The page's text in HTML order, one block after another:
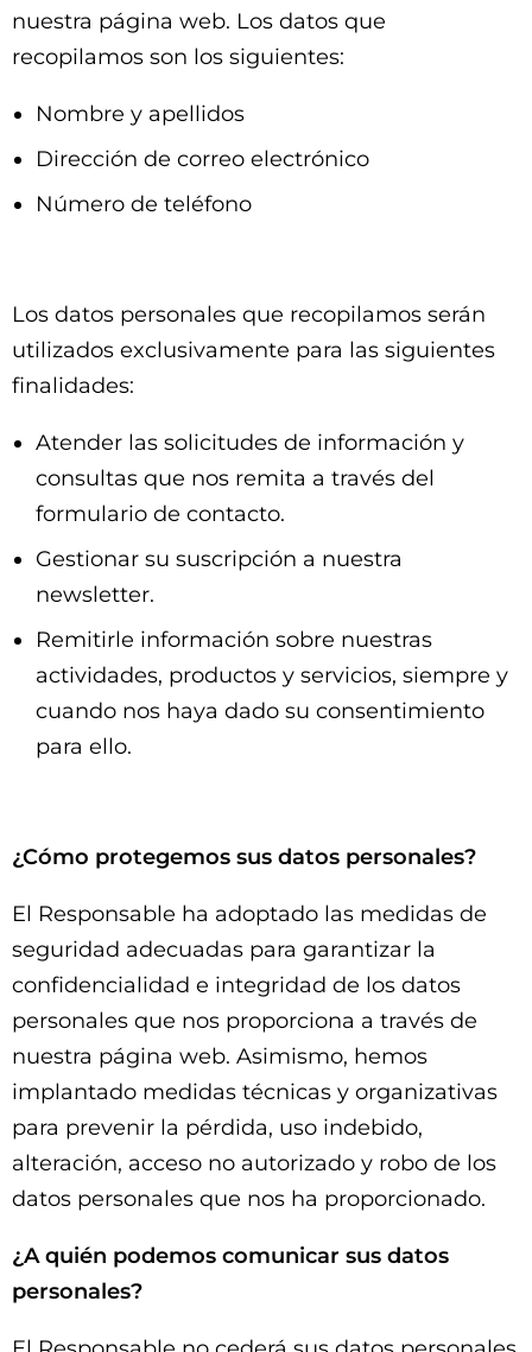
nuestra página web. Los datos que
recopilamos son los siguientes:
Nombre y apellidos
Dirección de correo electrónico
Número de teléfono
Los datos personales que recopilamos serán
utilizados exclusivamente para las siguientes
finalidades:
Atender las solicitudes de información y
consultas que nos remita a través del
formulario de contacto.
Gestionar su suscripción a nuestra
newsletter.
Remitirle información sobre nuestras
actividades, productos y servicios, siempre y
cuando nos haya dado su consentimiento
para ello.
¿Cómo protegemos sus datos personales?
El Responsable ha adoptado las medidas de
seguridad adecuadas para garantizar la
confidencialidad e integridad de los datos
personales que nos proporciona a través de
nuestra página web. Asimismo, hemos
implantado medidas técnicas y organizativas
para prevenir la pérdida, uso indebido,
alteración, acceso no autorizado y robo de los
datos personales que nos ha proporcionado.
¿A quién podemos comunicar sus datos
personales?